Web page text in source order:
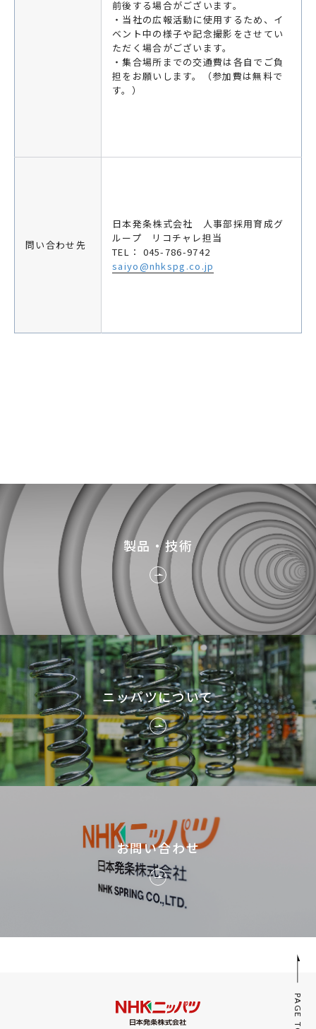
前後する場合がございます。
・当社の広報活動に使用するため、イ
ベント中の様子や記念撮影をさせてい
ただく場合がございます。
・集合場所までの交通費は各自でご負
担をお願いします。（参加費は無料で
す。）
問い合わせ先
日本発条株式会社 人事部採用育成グ
ループ リコチャレ担当
TEL： 045-786-9742
saiyo@nhkspg.co.jp
製品・技術
ニッパツについて
お問い合わせ
PAGE TOP